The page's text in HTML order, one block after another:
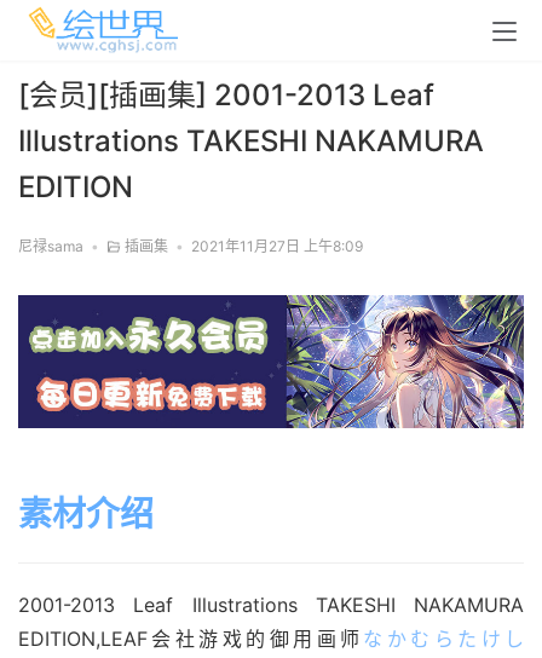
[会员][插画集] 2001-2013 Leaf
Illustrations TAKESHI NAKAMURA
EDITION
尼禄sama • 插画集 • 2021年11月27日 上午8:09
素材介绍
2001-2013 Leaf Illustrations TAKESHI NAKAMURA
EDITION,LEAF会社游戏的御用画师 なかむらたけし